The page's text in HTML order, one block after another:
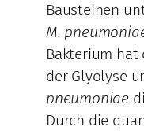
Bausteinen
M.
Bakterium hat
der Glyolyse
pneumoniae
Durch die